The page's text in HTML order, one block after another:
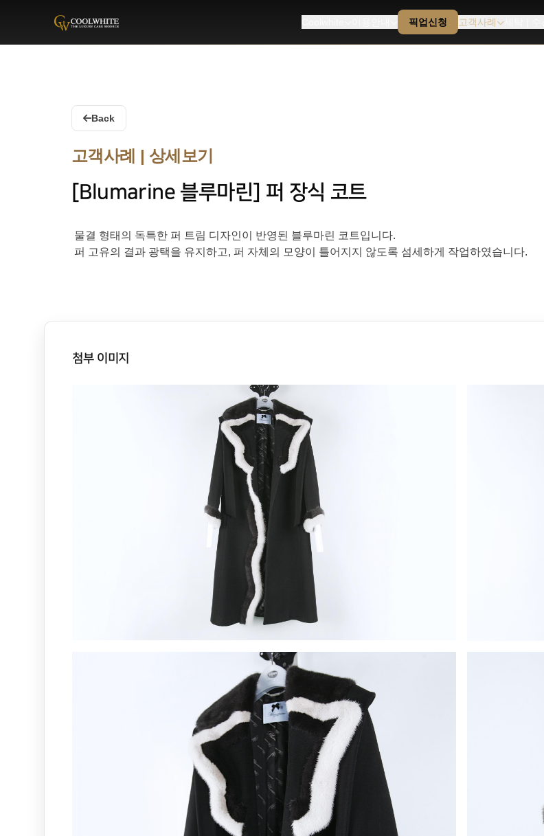
Coolwhite
픽업신청 고객사례
Back
고객사례 | 상세보기
[Blumarine 블루마린] 퍼 장식 코트
물결 형태의 독특한 퍼 트림 디자인이 반영된 블루마린 코트입니다.
퍼 고유의 결과 광택을 유지하고, 퍼 자체의 모양이 틀어지지 않도록 섬세하게 작업하였습니다.
첨부 이미지